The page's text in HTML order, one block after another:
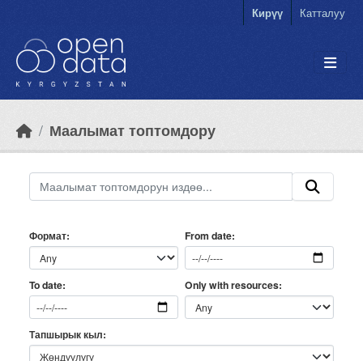
Кирүү Катталуу
Маалымат топтомдору
Формат From date
To date Only with resources
Тапшырык кыл